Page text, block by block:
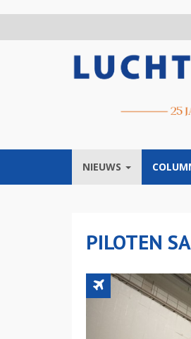
NIEUWS
PILOTEN